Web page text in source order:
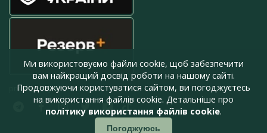
press@armyinform.com.ua
Ми використовуємо файли cookie, щоб забезпечити
вам найкращий досвід роботи на нашому сайті.
Продовжуючи користуватися сайтом, ви погоджуєтесь
на використання файлів cookie. Детальніше про
політику використання файлів cookie.
Погоджуюсь